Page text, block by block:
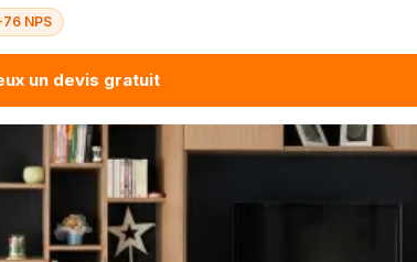
NPS
un devis gratuit